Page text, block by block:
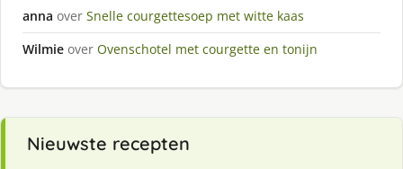
anna over Snelle courgettesoep met witte kaas
Wilmie over Ovenschotel met courgette en tonijn
Nieuwste recepten